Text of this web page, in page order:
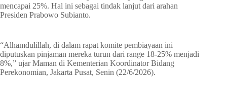
mencapai 25%. Hal ini sebagai tindak lanjut dari arahan
Presiden Prabowo Subianto.
“Alhamdulillah, di dalam rapat komite pembiayaan ini
diputuskan pinjaman mereka turun dari range 18-25% menjadi
8%,” ujar Maman di Kementerian Koordinator Bidang
Perekonomian, Jakarta Pusat, Senin (22/6/2026).